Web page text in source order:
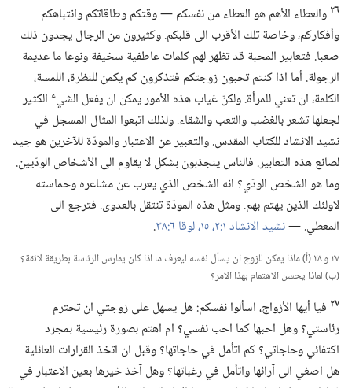
٢٦ والعطاء الأهم هو العطاء من نفسكم —‏ وقتكم وطاقاتكم وانتباهكم
وأفكاركم،‏ وخاصة تلك الأقرب الى قلبكم.‏ وكثيرون من الرجال يجدون ذلك
صعبا.‏ فتعابير المحبة قد تظهر لهم كلمات عاطفية سخيفة ونوعا ما عديمة
الرجولة.‏ أما اذا كنتم تحبون زوجتكم فتذكرون كم يكمن للنظرة،‏ اللمسة،‏
الكلمة،‏ ان تعني للمرأة.‏ ولكنّ غياب هذه الأمور يمكن ان يفعل الشيء الكثير
لجعلها تشعر بالغضب والتعب والشقاء.‏ ولذلك اتبعوا المثال المسجل في
نشيد الانشاد للكتاب المقدس.‏ والتعبير عن الاعتبار والمودّة للآخرين هو جيد
لصانع هذه التعابير.‏ فالناس ينجذبون بشكل لا يقاوم الى الأشخاص الودّيين.‏
وما هو الشخص الودّي؟‏ انه الشخص الذي يعرب عن مشاعره وحماسته
لاولئك الذين يهتم بهم.‏ ومثل هذه المودّة تنتقل بالعدوى.‏ فترجع الى
المعطي.‏ —‏نشيد الانشاد ١:‏٢،‏ لوقا ٦:‏٣٨ ‏.‏
٢٧ و ٢٨ (‏أ)‏ ماذا يمكن للزوج ان يسأل نفسه ليعرف ما اذا كان يمارس الرئاسة بطريقة لائقة؟‏
(‏ب)‏ لماذا يحسن الاهتمام بهذا الامر؟‏
٢٧ فيا أيها الأزواج،‏ اسألوا نفسكم:‏ هل يسهل على زوجتي ان تحترم
رئاستي؟‏ وهل احبها كما احب نفسي؟‏ ام اهتم بصورة رئيسية بمجرد
اكتفائي وحاجاتي؟‏ كم اتأمل في حاجاتها؟‏ وقبل ان اتخذ القرارات العائلية
هل اصغي الى آرائها واتأمل في رغباتها؟‏ وهل آخذ خيرها بعين الاعتبار في